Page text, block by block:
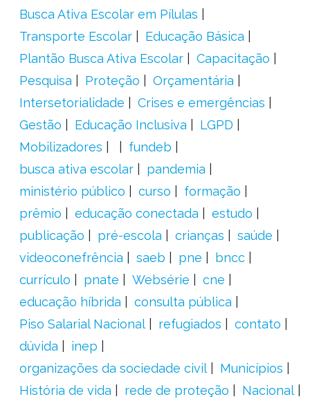
Busca Ativa Escolar em Pílulas
Transporte Escolar
Educação Básica
Plantão Busca Ativa Escolar
Capacitação
Pesquisa
Proteção
Orçamentária
Intersetorialidade
Crises e emergências
Gestão
Educação Inclusiva
LGPD
Mobilizadores
fundeb
busca ativa escolar
pandemia
ministério público
curso
formação
prêmio
educação conectada
estudo
publicação
pré-escola crianças
saúde
videoconefrência
saeb pne
bncc
currículo
pnate Websérie
cne
educação híbrida
consulta pública
Piso Salarial Nacional
refugiados
contato
dúvida
inep
organizações da sociedade civil
Municípios
História de vida
rede de proteção Nacional